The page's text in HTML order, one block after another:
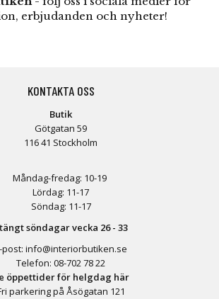
erbjudanden och nyheter!
KONTAKTA OSS
Butik
Götgatan 59
116 41 Stockholm
Måndag-fredag: 10-19
Lördag: 11-17
Söndag: 11-17
söndagar vecka 26 - 33
post: info@interiorbutiken.se
Telefon: 08-702 78 22
öppettider för helgdag här
parkering på Åsögatan 121